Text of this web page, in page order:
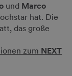
und Marco
hat. Die
das große
zum NEXT